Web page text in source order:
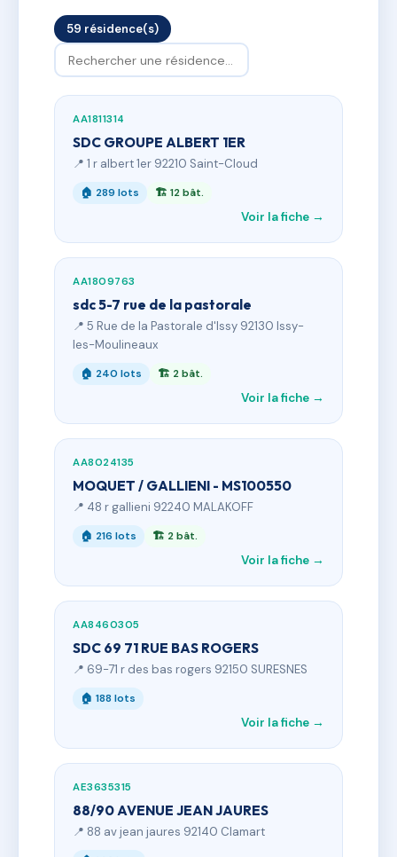
59 résidence(s)
AA1811314
SDC GROUPE ALBERT 1ER
📍 1 r albert 1er 92210 Saint-Cloud
🏠 289 lots 🏗 12 bât.
Voir la fiche →
AA1809763
sdc 5-7 rue de la pastorale
📍 5 Rue de la Pastorale d'Issy 92130 Issy-
les-Moulineaux
🏠 240 lots 🏗 2 bât.
Voir la fiche →
AA8024135
MOQUET / GALLIENI - MS100550
📍 48 r gallieni 92240 MALAKOFF
🏠 216 lots 🏗 2 bât.
Voir la fiche →
AA8460305
SDC 69 71 RUE BAS ROGERS
📍 69-71 r des bas rogers 92150 SURESNES
🏠 188 lots
Voir la fiche →
AE3635315
88/90 AVENUE JEAN JAURES
📍 88 av jean jaures 92140 Clamart